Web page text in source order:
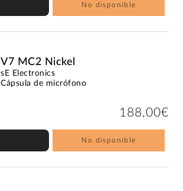
No disponible
V7 MC2 Nickel
sE Electronics
Cápsula de micrófono
188,00€
No disponible